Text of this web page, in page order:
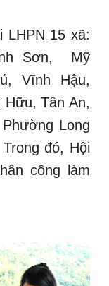
LHPN 15 xã:
Sơn, Mỹ
Vĩnh Hậu,
Hữu, Tân An,
Long
đó, Hội
công làm